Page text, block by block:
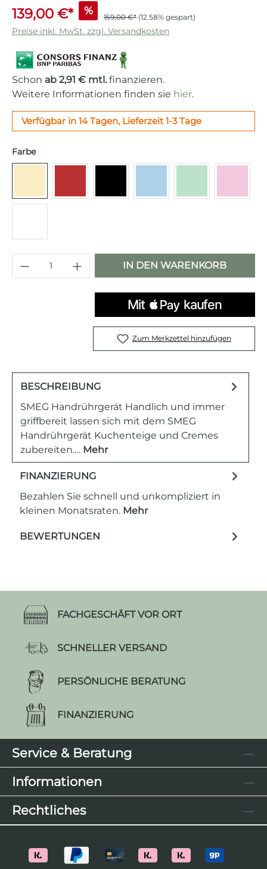
139,00 €* % 159,00 €* (12.58% gespart)
Preise inkl. MwSt. zzgl. Versandkosten
Schon ab 2,91 € mtl. finanzieren.
Weitere Informationen finden sie hier.
Verfügbar in 14 Tagen, Lieferzeit 1-3 Tage
Farbeauswählen
Produkt Anzahl: Gib den
IN DEN WARENKORB
Zum Merkzettel hinzufügen
BESCHREIBUNG
SMEG Handrührgerät Handlich und immer
griffbereit lassen sich mit dem SMEG
Handrührgerät Kuchenteige und Cremes
zubereiten.… Mehr
FINANZIERUNG
Bezahlen Sie schnell und unkompliziert in
kleinen Monatsraten. Mehr
BEWERTUNGEN
FACHGESCHÄFT VOR ORT
SCHNELLER VERSAND
PERSÖNLICHE BERATUNG
FINANZIERUNG
Service & Beratung
Informationen
Rechtliches